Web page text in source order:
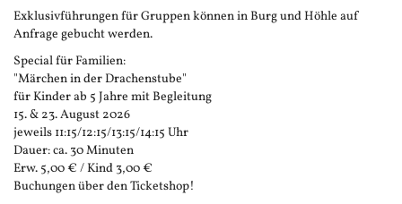
Exklusivführungen für Gruppen können in Burg und Höhle auf
Anfrage gebucht werden.
Special für Familien:
"Märchen in der Drachenstube"
für Kinder ab 5 Jahre mit Begleitung
15. & 23. August 2026
jeweils 11:15/12:15/13:15/14:15 Uhr
Dauer: ca. 30 Minuten
Erw. 5,00 € / Kind 3,00 €
Buchungen über den Ticketshop!